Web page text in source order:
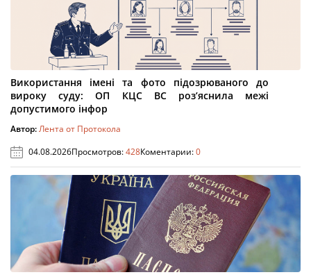
Використання імені та фото підозрюваного до
вироку суду: ОП КЦС ВС роз’яснила межі
допустимого інфор
Автор:Лента от Протокола
04.08.2026Просмотров:428Коментарии:0